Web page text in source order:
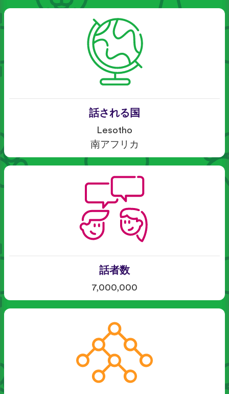
話される国
Lesotho
南アフリカ
話者数
7,000,000